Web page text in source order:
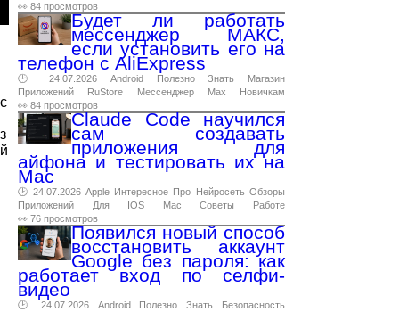
👀 84 просмотров
Будет ли работать
мессенджер МАКС,
если установить его на
телефон с AliExpress
🕑 24.07.2026 Android Полезно Знать
Магазин
Приложений
RuStore Мессенджер Max
Новичкам
👀 84 просмотров
Claude Code научился
сам создавать
приложения для
айфона и тестировать их на
Mac
🕑 24.07.2026 Apple Интересное Про Нейросеть Обзоры
Приложений
Для IOS Mac Советы
Работе
👀 76 просмотров
Появился новый способ
восстановить аккаунт
Google без пароля: как
работает вход по селфи-
видео
🕑 24.07.2026 Android Полезно Знать
Безопасность